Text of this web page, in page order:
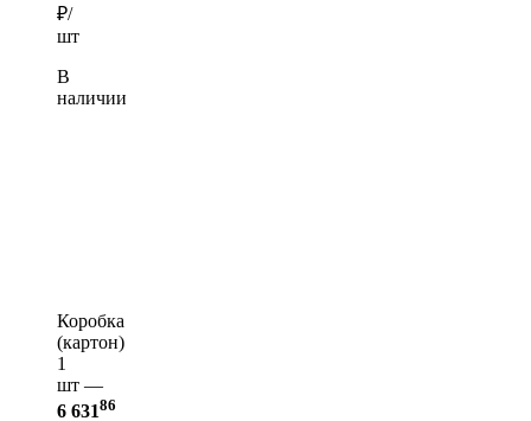
₽/
шт
В
наличии
Коробка
(картон)
1
шт —
6 63186